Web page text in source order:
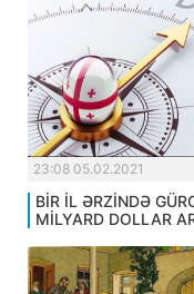
23:08 05.02.2021
BİR İL ƏRZİNDƏ
MİLYARD DOLLAR